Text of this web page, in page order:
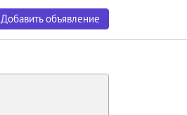
Добавить объявление